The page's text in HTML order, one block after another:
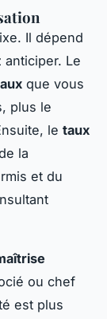
Il dépend
Le
que vous
plus le
le taux
la
et du
ou chef
est plus